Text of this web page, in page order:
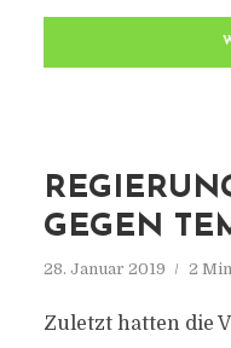
GEGEN
28. Januar 2019 2
Zuletzt hatten die